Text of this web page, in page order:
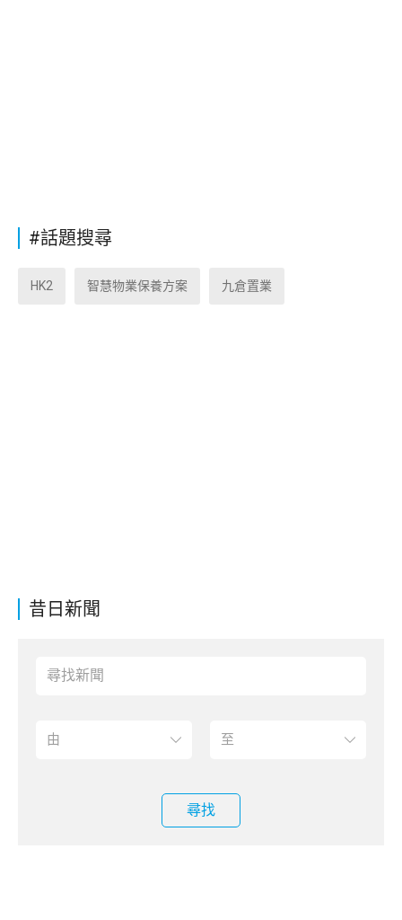
昔日新聞
尋找
#話題搜尋
HK2 智慧物業保養方案 九倉置業